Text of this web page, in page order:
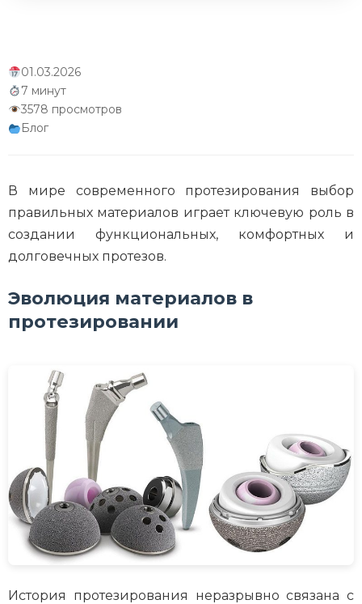
01.03.2026
7 минут
3578 просмотров
Блог
В мире современного протезирования выбор
правильных материалов играет ключевую роль в
создании функциональных, комфортных и
долговечных протезов.
Эволюция материалов в
протезировании
История протезирования неразрывно связана с